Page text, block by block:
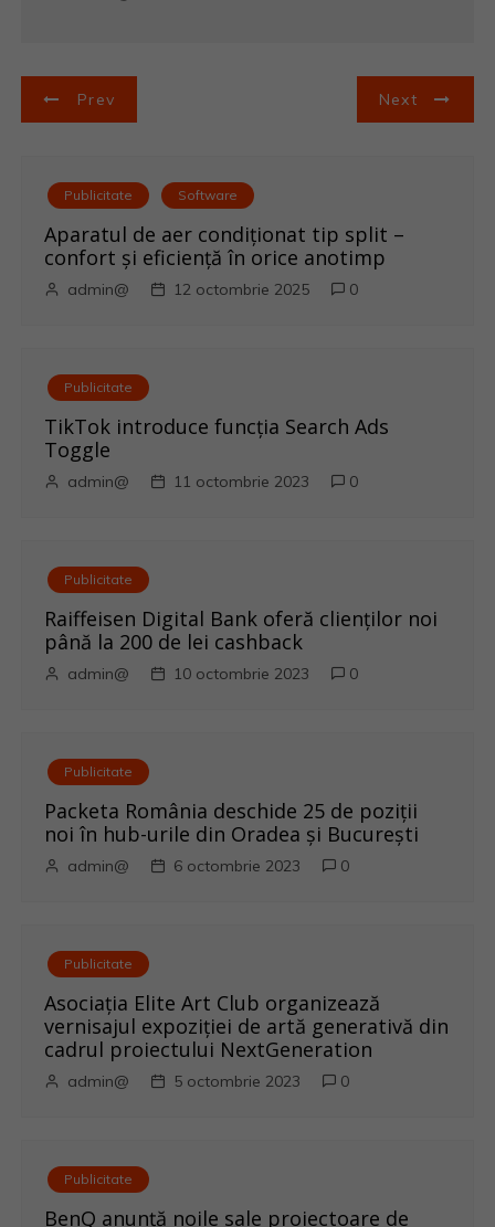
N
Prev Next
Publicitate Software
Aparatul de aer condiționat tip split –
confort și eficiență în orice anotimp
admin@ 12 octombrie 2025 0
Publicitate
TikTok introduce funcția Search Ads
Toggle
admin@ 11 octombrie 2023 0
Publicitate
Raiffeisen Digital Bank oferă clienților noi
până la 200 de lei cashback
admin@ 10 octombrie 2023 0
Publicitate
Packeta România deschide 25 de poziții
noi în hub-urile din Oradea și București
admin@ 6 octombrie 2023 0
Publicitate
Asociația Elite Art Club organizează
vernisajul expoziției de artă generativă din
cadrul proiectului NextGeneration
admin@ 5 octombrie 2023 0
Publicitate
BenQ anunţă noile sale proiectoare de